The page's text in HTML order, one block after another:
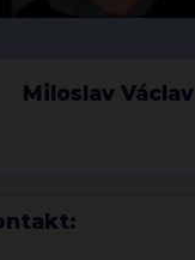
Miloslav Václav